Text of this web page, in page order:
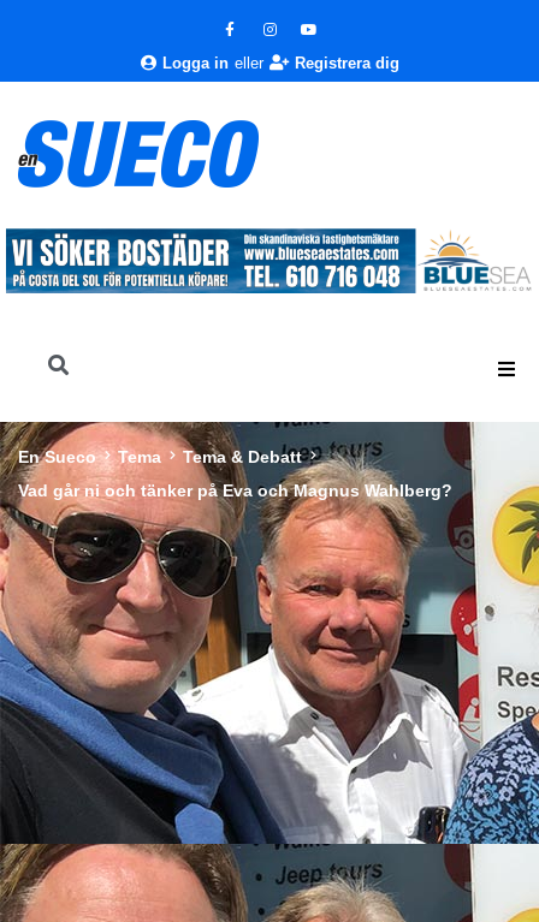
Logga in eller Registrera dig
En Sueco Tema
Tema & Debatt
Vad går ni och tänker på Eva och Magnus Wahlberg?